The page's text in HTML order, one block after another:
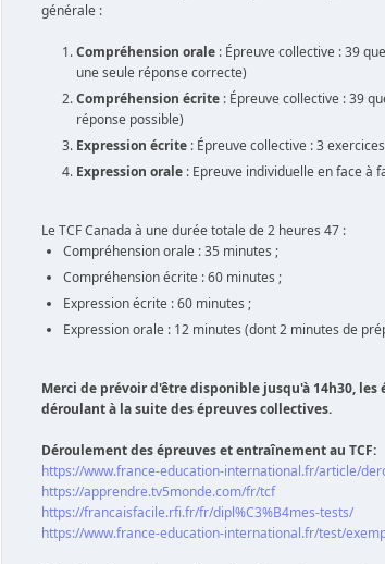
générale :
Compréhension orale: Épreuve collective : 39
une seule réponse correcte)
Compréhension écrite: Épreuve collective : 39
réponse possible)
Expression écrite: Épreuve collective : 3 exercices
Expression orale: Epreuve individuelle en face à
Le TCF Canada à une durée totale de 2 heures 47 :
Compréhension orale : 35 minutes ;
Compréhension écrite : 60 minutes ;
Expression écrite : 60 minutes ;
Expression orale : 12 minutes (dont 2 minutes de
Merci de prévoir d'être disponible jusqu'à 14h30,
déroulant à la suite des épreuves collectives.
Déroulement des épreuves et entraînement au TCF:
https://www.france-education-international.fr/article/
https://apprendre.tv5monde.com/fr/tcf
https://francaisfacile.rfi.fr/fr/dipl%C3%B4mes-tests/
https://www.france-education-international.fr/test/